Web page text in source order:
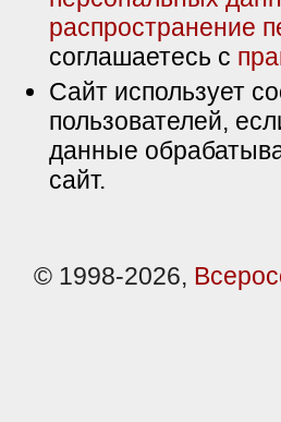
распространение
соглашаетесь с
Сайт использует
пользователей,
данные
сайт.
© 1998-2026,